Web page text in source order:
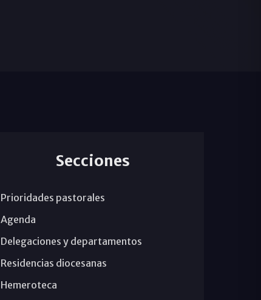
Secciones
Prioridades pastorales
Agenda
Delegaciones y departamentos
Residencias diocesanas
Hemeroteca